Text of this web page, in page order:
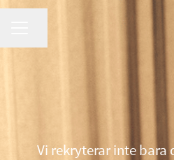
Vi rekryterar inte